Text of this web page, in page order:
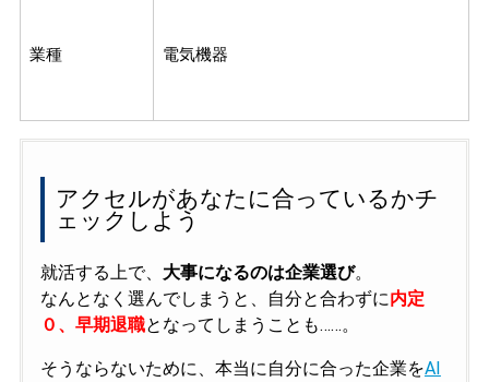
業種 電気機器
アクセルがあなたに合っているかチ
ェックしよう
就活する上で、 大事になるのは企業選び。
なんとなく選んでしまうと、自分と合わずに内定
０、早期退職となってしまうことも……。
そうならないために、本当に自分に合った企業をAI